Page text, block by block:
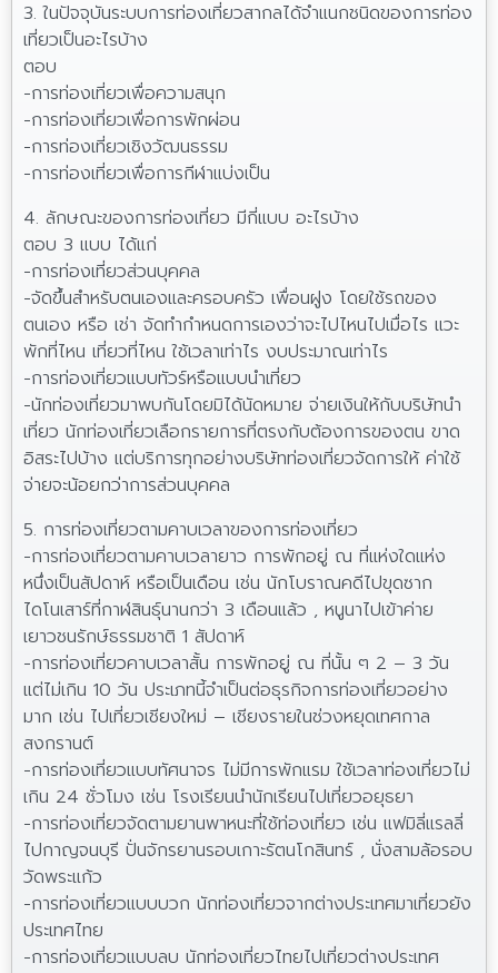
3. ในปัจจุบันระบบการท่องเที่ยวสากลได้จำแนกชนิดของการท่อง
เที่ยวเป็นอะไรบ้าง
ตอบ
-การท่องเที่ยวเพื่อความสนุก
-การท่องเที่ยวเพื่อการพักผ่อน
-การท่องเที่ยวเชิงวัฒนธรรม
-การท่องเที่ยวเพื่อการกีฬาแบ่งเป็น
4. ลักษณะของการท่องเที่ยว มีกี่แบบ อะไรบ้าง
ตอบ 3 แบบ ได้แก่
-การท่องเที่ยวส่วนบุคคล
-จัดขึ้นสำหรับตนเองและครอบครัว เพื่อนฝูง โดยใช้รถของ
ตนเอง หรือ เช่า จัดทำกำหนดการเองว่าจะไปไหนไปเมื่อไร แวะ
พักที่ไหน เที่ยวที่ไหน ใช้เวลาเท่าไร งบประมาณเท่าไร
-การท่องเที่ยวแบบทัวร์หรือแบบนำเที่ยว
-นักท่องเที่ยวมาพบกันโดยมิได้นัดหมาย จ่ายเงินให้กับบริษัทนำ
เที่ยว นักท่องเที่ยวเลือกรายการที่ตรงกับต้องการของตน ขาด
อิสระไปบ้าง แต่บริการทุกอย่างบริษัทท่องเที่ยวจัดการให้ ค่าใช้
จ่ายจะน้อยกว่าการส่วนบุคคล
5. การท่องเที่ยวตามคาบเวลาของการท่องเที่ยว
-การท่องเที่ยวตามคาบเวลายาว การพักอยู่ ณ ที่แห่งใดแห่ง
หนึ่งเป็นสัปดาห์ หรือเป็นเดือน เช่น นักโบราณคดีไปขุดซาก
ไดโนเสาร์ที่กาฬสินธุ์นานกว่า 3 เดือนแล้ว , หนูนาไปเข้าค่าย
เยาวชนรักษ์ธรรมชาติ 1 สัปดาห์
-การท่องเที่ยวคาบเวลาสั้น การพักอยู่ ณ ที่นั้น ๆ 2 – 3 วัน
แต่ไม่เกิน 10 วัน ประเภทนี้จำเป็นต่อธุรกิจการท่องเที่ยวอย่าง
มาก เช่น ไปเที่ยวเชียงใหม่ – เชียงรายในช่วงหยุดเทศกาล
สงกรานต์
-การท่องเที่ยวแบบทัศนาจร ไม่มีการพักแรม ใช้เวลาท่องเที่ยวไม่
เกิน 24 ชั่วโมง เช่น โรงเรียนนำนักเรียนไปเที่ยวอยุธยา
-การท่องเที่ยวจัดตามยานพาหนะที่ใช้ท่องเที่ยว เช่น แฟมิลี่แรลลี่
ไปกาญจนบุรี ปั่นจักรยานรอบเกาะรัตนโกสินทร์ , นั่งสามล้อรอบ
วัดพระแก้ว
-การท่องเที่ยวแบบบวก นักท่องเที่ยวจากต่างประเทศมาเที่ยวยัง
ประเทศไทย
-การท่องเที่ยวแบบลบ นักท่องเที่ยวไทยไปเที่ยวต่างประเทศ